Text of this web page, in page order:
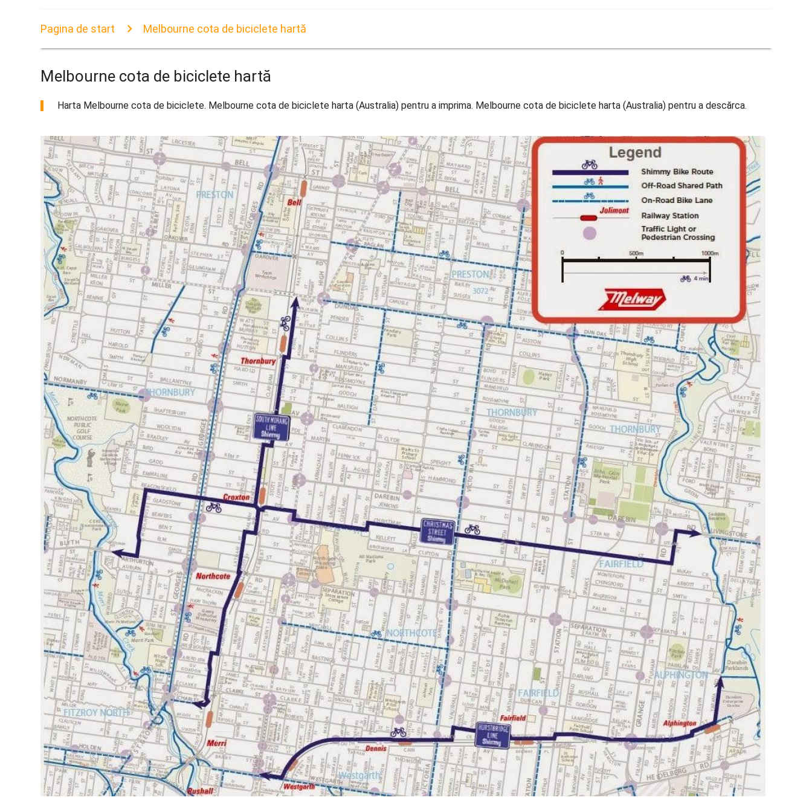
Pagina de start Melbourne cota de biciclete hartă
Melbourne cota de biciclete hartă
Harta Melbourne cota de biciclete. Melbourne cota de biciclete harta (Australia) pentru a imprima. Melbourne cota de biciclete harta (Australia) pentru a descărca.